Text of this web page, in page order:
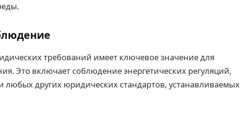
требований имеет ключевое значение для
Это включает соблюдение энергетических регуляций,
любых других юридических стандартов, устанавливаемых